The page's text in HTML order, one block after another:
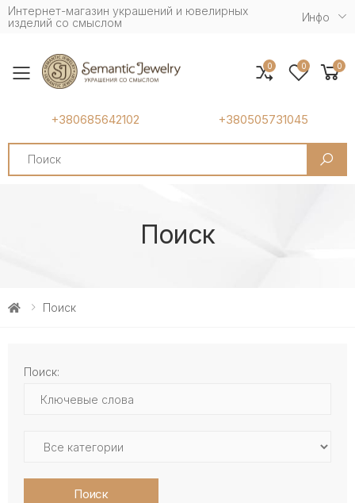
Интернет-магазин украшений и ювелирных
изделий со смыслом
Инфо
Toggle mobile menu
+380685642102 +380505731045
Search
0 0 0
Поиск
Поиск
Поиск:
Поиск